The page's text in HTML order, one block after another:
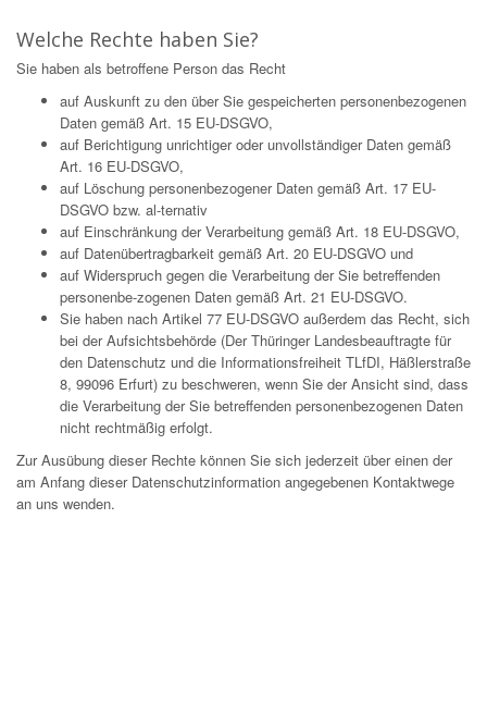
Welche Rechte haben Sie?
Sie haben als betroffene Person das Recht
auf Auskunft zu den über Sie gespeicherten personenbezogenen
Daten gemäß Art. 15 EU-DSGVO,
auf Berichtigung unrichtiger oder unvollständiger Daten gemäß
Art. 16 EU-DSGVO,
auf Löschung personenbezogener Daten gemäß Art. 17 EU-
DSGVO bzw. al-ternativ
auf Einschränkung der Verarbeitung gemäß Art. 18 EU-DSGVO,
auf Datenübertragbarkeit gemäß Art. 20 EU-DSGVO und
auf Widerspruch gegen die Verarbeitung der Sie betreffenden
personenbe-zogenen Daten gemäß Art. 21 EU-DSGVO.
Sie haben nach Artikel 77 EU-DSGVO außerdem das Recht, sich
bei der Aufsichtsbehörde (Der Thüringer Landesbeauftragte für
den Datenschutz und die Informationsfreiheit TLfDI, Häßlerstraße
8, 99096 Erfurt) zu beschweren, wenn Sie der Ansicht sind, dass
die Verarbeitung der Sie betreffenden personenbezogenen Daten
nicht rechtmäßig erfolgt.
Zur Ausübung dieser Rechte können Sie sich jederzeit über einen der
am Anfang dieser Datenschutzinformation angegebenen Kontaktwege
an uns wenden.